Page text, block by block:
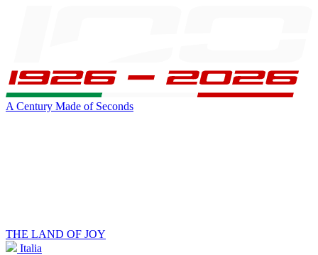
A Century Made of Seconds
THE LAND OF JOY
Italia